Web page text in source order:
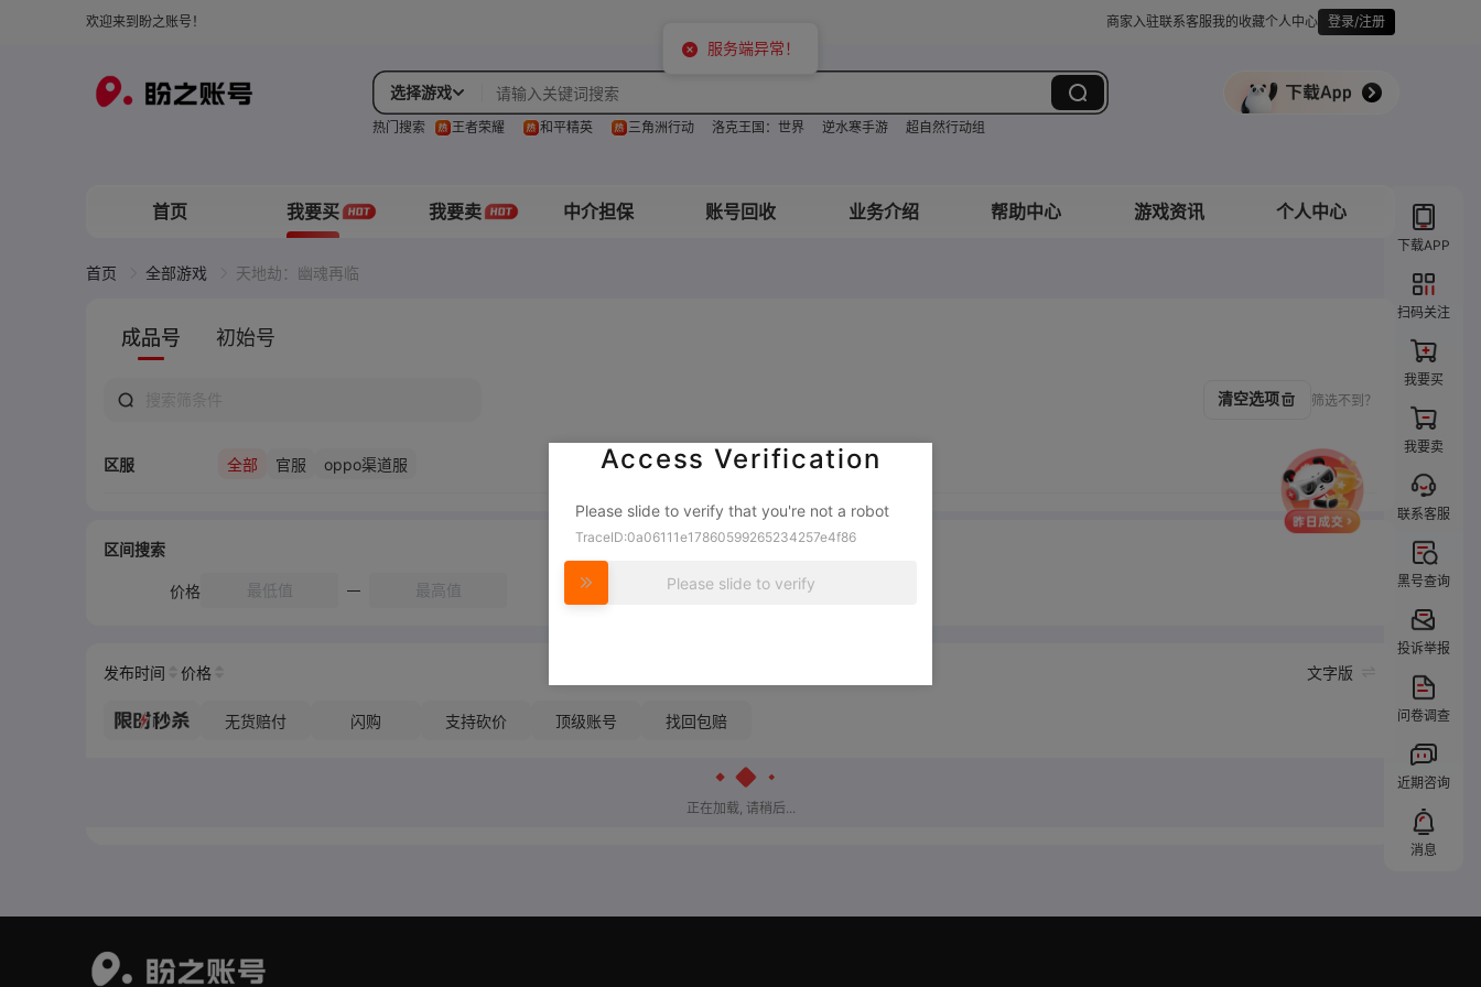
欢迎来到盼之账号！ 商家入驻联系客服我的收藏个人中心 登录/注册
选择游戏
热门搜索 王者荣耀 和平精英 三角洲行动 洛克王国：世界 逆水寒手游 超自然行动组
首页 我要买 我要卖 中介担保 账号回收 业务介绍 帮助中心 游戏资讯 个人中心
首页 全部游戏 天地劫：幽魂再临
成品号 初始号
清空选项 筛选不到？
区服 全部 官服 oppo渠道服
区间搜索
价格
发布时间 价格 文字版
无货赔付 闪购 支持砍价 顶级账号 找回包赔
正在加载, 请稍后...
下载APP
扫码关注
我要买
我要卖
联系客服
黑号查询
投诉举报
问卷调查
近期咨询
消息
Access Verification
Please slide to verify that you're not a robot
TraceID:0a06111e17860599265234257e4f86
Please slide to verify
服务端异常！